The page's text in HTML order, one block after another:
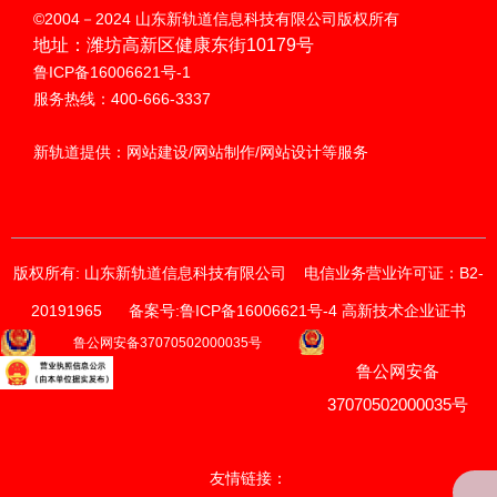
扫码呼叫
©2004－2024 山东新轨道信息科技有限公司版权所有
地址：潍坊高新区健康东街10179号
鲁ICP备16006621号-1
服务热线：400-666-3337
新轨道提供：网站建设/网站制作/网站设计等服务
获取价格与方案
请输入您的联系方式
我们的销售顾问将尽快与您联系。
版权所有: 山东新轨道信息科技有限公司 电信业务营业许可证：B2-
20191965 备案号:鲁ICP备16006621号-4 高新技术企业证书
鲁公网安备37070502000035号
鲁公网安备
37070502000035号
友情链接：